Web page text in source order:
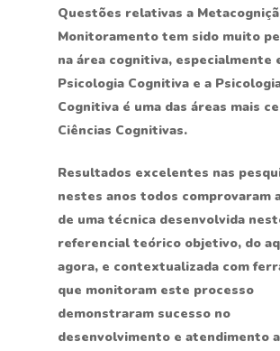
Questões relativas a
Monitoramento tem sido muito
na área cognitiva, especialmente
Psicologia Cognitiva e a
Cognitiva é uma das áreas mais
Ciências Cognitivas.
Resultados excelentes nas
nestes anos todos comprovaram
de uma técnica desenvolvida
referencial teórico objetivo, do
agora, e contextualizada com
que monitoram este processo
demonstraram sucesso no
desenvolvimento e atendimento